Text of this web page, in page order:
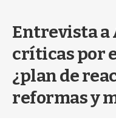
Entrevista a
críticas por
¿plan de
reformas y